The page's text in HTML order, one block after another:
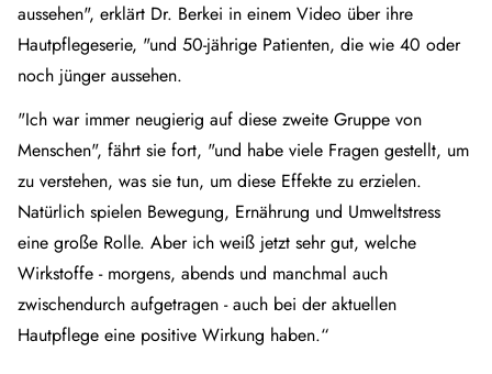
aussehen", erklärt Dr. Berkei in einem Video über ihre
Hautpflegeserie, "und 50-jährige Patienten, die wie 40 oder
noch jünger aussehen.
"Ich war immer neugierig auf diese zweite Gruppe von
Menschen", fährt sie fort, "und habe viele Fragen gestellt, um
zu verstehen, was sie tun, um diese Effekte zu erzielen.
Natürlich spielen Bewegung, Ernährung und Umweltstress
eine große Rolle. Aber ich weiß jetzt sehr gut, welche
Wirkstoffe - morgens, abends und manchmal auch
zwischendurch aufgetragen - auch bei der aktuellen
Hautpflege eine positive Wirkung haben.“